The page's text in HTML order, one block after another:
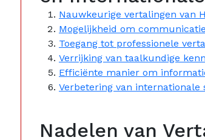
Nauwkeurige vertalingen van
Mogelijkheid om
Toegang tot professionele
Verrijking van taalkundige
Efficiënte manier om
Verbetering van
Nadelen van